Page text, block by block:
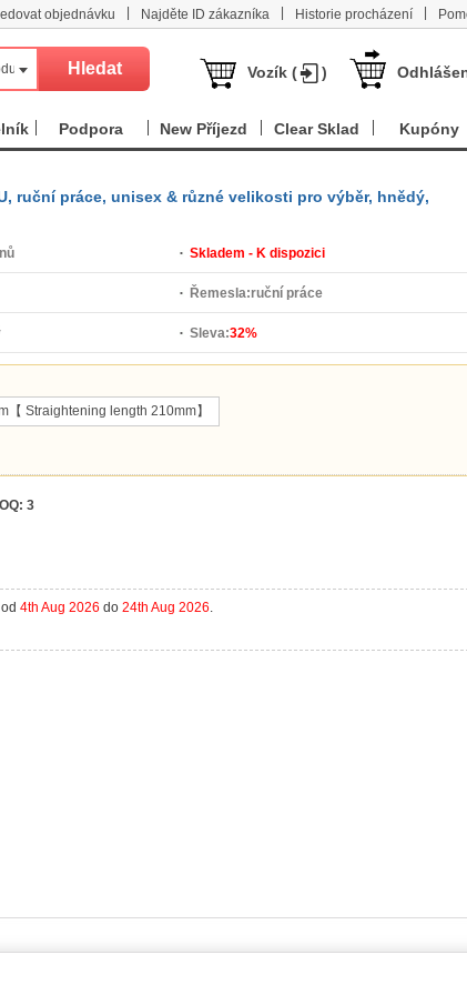
objednávku Najděte ID zákazníka Historie procházení
Vozík ( )
Podpora New Příjezd Clear Sklad Kupóny
ruční práce, unisex & různé velikosti pro výběr, hnědý,
Skladem - K dispozici
Řemesla:ruční práce
Sleva:32%
【 Straightening length 210mm】
3
4th Aug 2026 do 24th Aug 2026.